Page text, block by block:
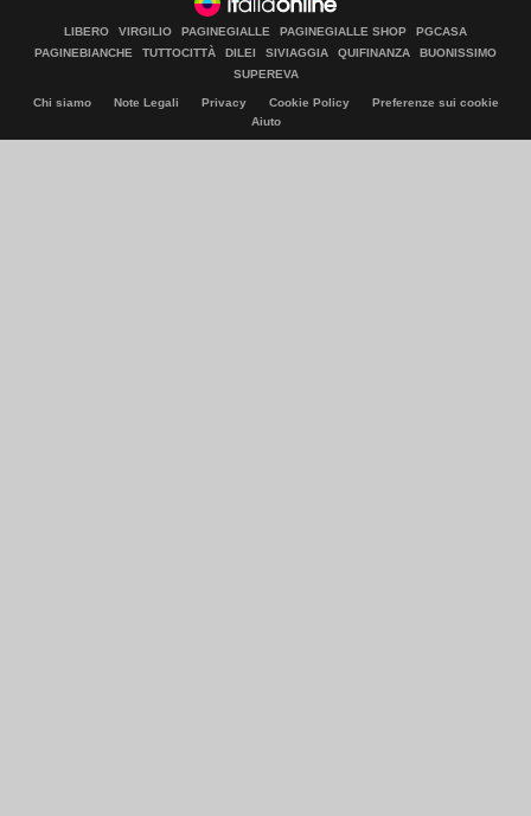
LIBERO VIRGILIO PAGINEGIALLE PAGINEGIALLE SHOP
PGCASA
PAGINEBIANCHE
TUTTOCITTÀ DILEI SIVIAGGIA QUIFINANZA
BUONISSIMO
SUPEREVA
Chi siamo Note Legali Privacy Cookie Policy
Preferenze sui cookie
Aiuto